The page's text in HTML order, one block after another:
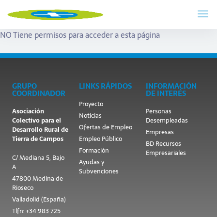
NO Tiene permisos para acceder a esta página
GRUPO
COORDINADOR
Asociación
Colectivo para el
Desarrollo Rural de
Tierra de Campos
C/ Mediana 5, Bajo
A
47800 Medina de
Rioseco
Valladolid (España)
Tlfn: +34 983 725
LINKS RÁPIDOS
Proyecto
Noticias
Ofertas de Empleo
Empleo Público
Formación
Ayudas y
Subvenciones
INFORMACIÓN
DE INTERÉS
Personas
Desempleadas
Empresas
BD Recursos
Empresariales